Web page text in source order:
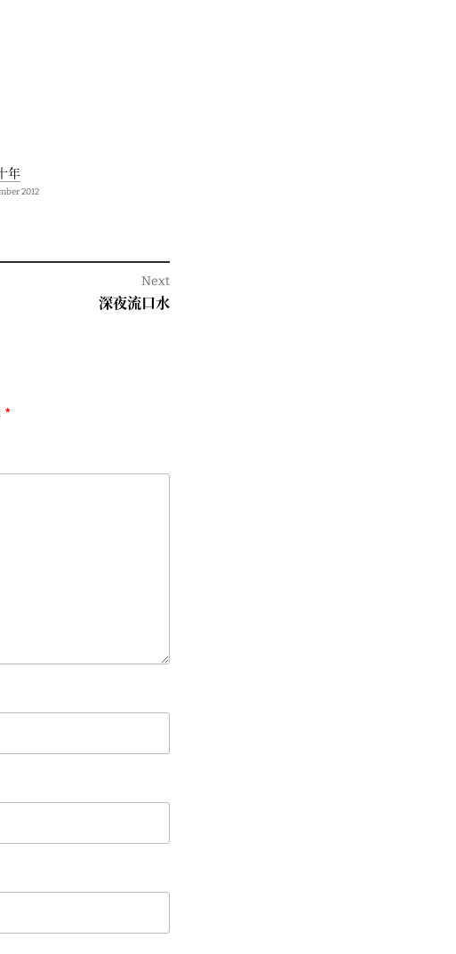
年
2012
Next
Next
深夜流口水
*